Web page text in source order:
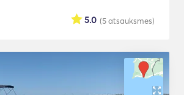
(5atsauksmes)
5.0